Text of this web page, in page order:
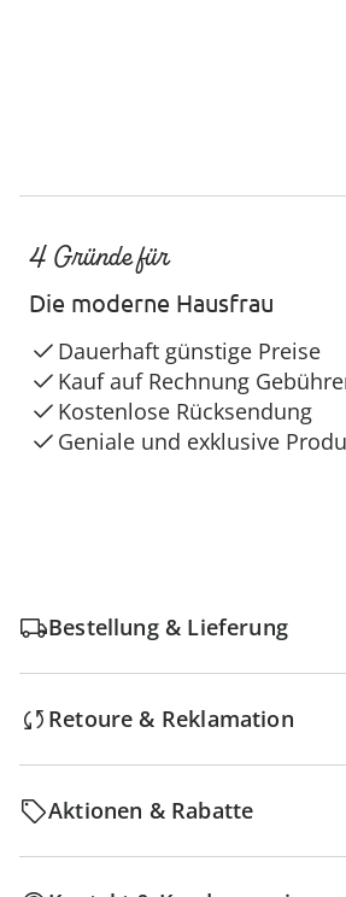
4 Gründe für
Die moderne Hausfrau
Dauerhaft günstige Preise
Kauf auf Rechnung
Kostenlose Rücksendung
Geniale und exklusive
Bestellung & Lieferung
Retoure & Reklamation
Aktionen & Rabatte